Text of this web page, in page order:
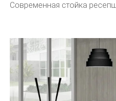
Современная стойка